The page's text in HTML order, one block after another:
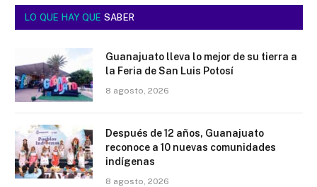
LO QUE HAY QUE SABER
Guanajuato lleva lo mejor de su tierra a
la Feria de San Luis Potosí
8 agosto, 2026
Después de 12 años, Guanajuato
reconoce a 10 nuevas comunidades
indígenas
8 agosto, 2026